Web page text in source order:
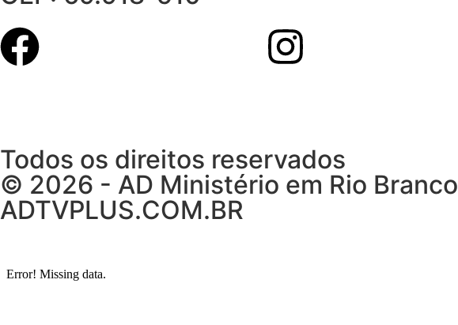
Todos os direitos reservados
© 2026 - AD Ministério em Rio Branco
ADTVPLUS.COM.BR